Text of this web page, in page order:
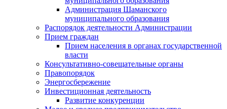
Администрация Шаманского
муниципального образования
Распорядок деятельности Администрации
Прием граждан
Прием населения в органах государственной
власти
Консультативно-совещательные органы
Правопорядок
Энергосбережение
Инвестиционная деятельность
Развитие конкуренции